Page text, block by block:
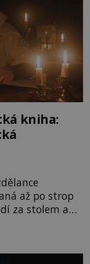
kniha:
až po strop
za stolem a